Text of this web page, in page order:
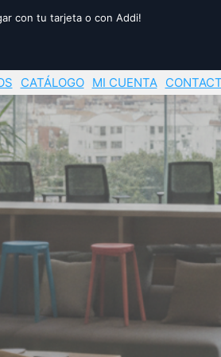
con tu tarjeta o con Addi!
CATÁLOGO MI CUENTA